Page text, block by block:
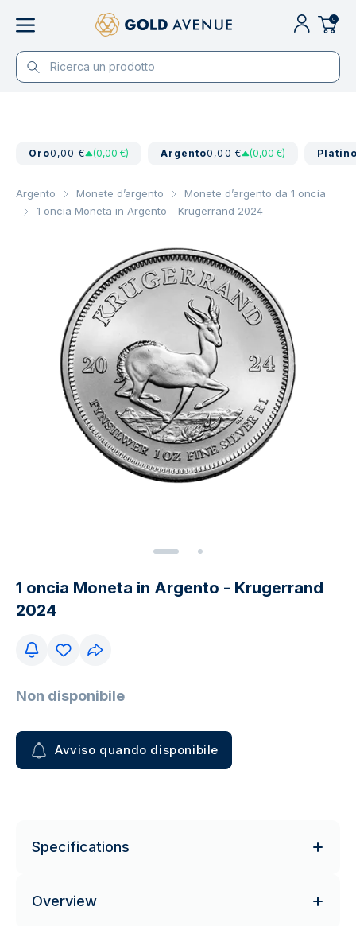
0
Oro0,00 € (0,00 €) Argento0,00 € (0,00 €)
Argento Monete d’argento
Monete d’argento da 1 oncia
1 oncia Moneta in Argento - Krugerrand 2024
1 oncia Moneta in Argento - Krugerrand
2024
Non disponibile
Avviso quando disponibile
Specifications
Overview